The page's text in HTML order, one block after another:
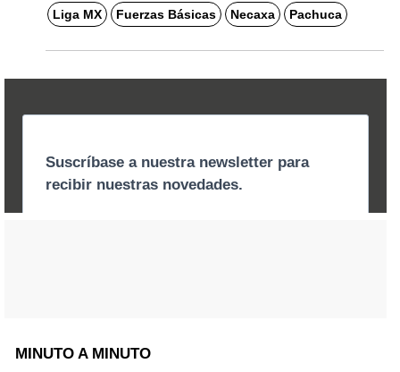
Liga MX Fuerzas Básicas Necaxa Pachuca
MINUTO A MINUTO